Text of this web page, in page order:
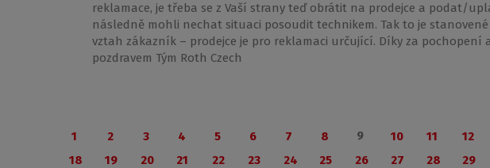
reklamace, je třeba se z Vaší strany teď obrátit na prodejce a podat/
následně mohli nechat situaci posoudit technikem. Tak to je
vztah zákazník – prodejce je pro reklamaci určující. Díky za pochopení
pozdravem Tým Roth Czech
1 2 3 4 5 6 7 8 9 10 11 12
18
19 20 21 22 23 24 25 26 27 28 29